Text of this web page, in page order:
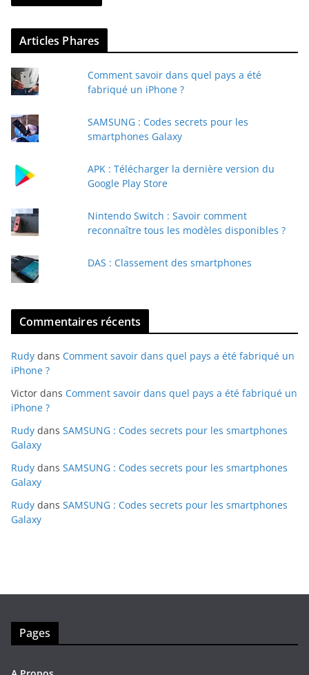
z
v
r
e
e
-
a
Articles Phares
Comment savoir dans quel pays a été
fabriqué un iPhone ?
SAMSUNG : Codes secrets pour les
smartphones Galaxy
APK : Télécharger la dernière version du
Google Play Store
Nintendo Switch : Savoir comment
reconnaître tous les modèles disponibles ?
DAS : Classement des smartphones
Commentaires récents
Rudy dans Comment savoir dans quel pays a été fabriqué un
iPhone ?
Victor dans Comment savoir dans quel pays a été fabriqué un
iPhone ?
Rudy dans SAMSUNG : Codes secrets pour les smartphones
Galaxy
Rudy dans SAMSUNG : Codes secrets pour les smartphones
Galaxy
Rudy dans SAMSUNG : Codes secrets pour les smartphones
Galaxy
Pages